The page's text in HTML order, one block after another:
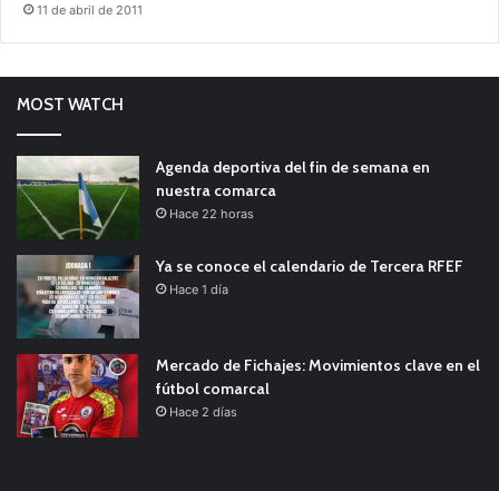
11 de abril de 2011
MOST WATCH
Agenda deportiva del fin de semana en
nuestra comarca
Hace 22 horas
Ya se conoce el calendario de Tercera RFEF
Hace 1 día
Mercado de Fichajes: Movimientos clave en el
fútbol comarcal
Hace 2 días